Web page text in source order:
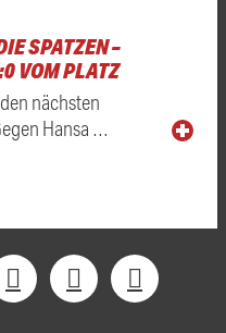
SPATZEN –
VOM PLATZ
nächsten
Hansa …